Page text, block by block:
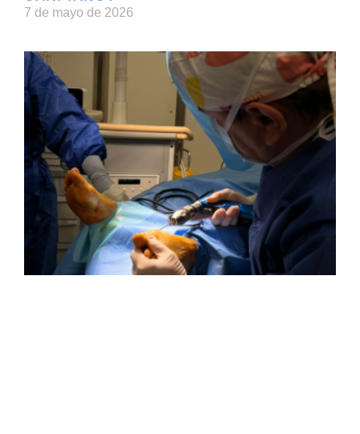
7 de mayo de 2026